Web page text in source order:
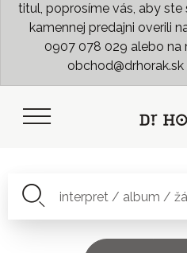
titul, poprosíme vás, aby ste
kamennej predajni overili
0907 078 029 alebo na
obchod@drhorak.sk